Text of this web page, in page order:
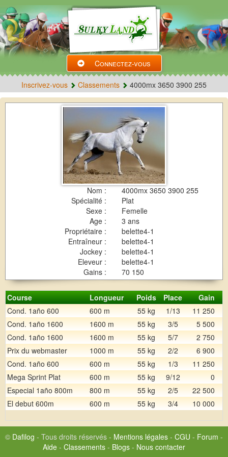
Connectez-vous
Inscrivez-vous Classements 4000mx 3650 3900 255
Nom :
4000mx 3650 3900 255
Spécialité :
Plat
Sexe :
Femelle
Age :
3 ans
Propriétaire :
belette4-1
Entraîneur :
belette4-1
Jockey :
belette4-1
Eleveur :
belette4-1
Gains :
70 150
Course Longueur Poids Place
Gain
Cond. 1año 600
600 m 55 kg 1/13 11 250
Cond. 1año 1600
1600 m 55 kg 3/5 5 500
Cond. 1año 1600
1600 m 55 kg 5/7 2 750
Prix du webmaster
1000 m 55 kg 2/2 6 900
Cond. 1año 600
600 m 55 kg 1/3 11 250
Mega Sprint Plat
600 m 55 kg 9/12 0
Especial 1año 800m
800 m 55 kg 2/5 22 500
El debut 600m
600 m 55 kg 3/4 10 000
© Dafilog - Tous droits réservés - Mentions légales - CGU - Forum -
Aide - Classements - Blogs - Nous contacter